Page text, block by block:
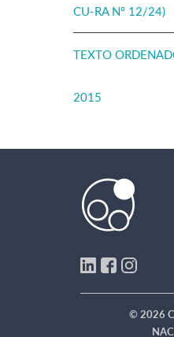
CU-RA Nº 12/24)
TEXTO
2015
© 2026